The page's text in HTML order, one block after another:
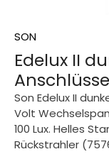
SON
Edelux II
Son Edelux II
Volt
100 Lux. Helles
Rückstrahler